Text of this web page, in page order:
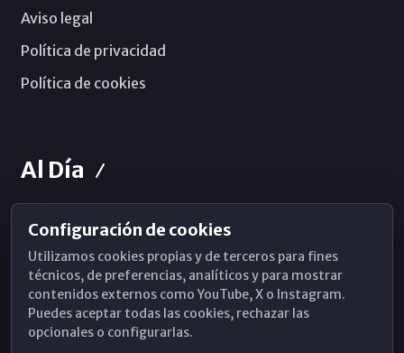
Aviso legal
Política de privacidad
Política de cookies
Al Día
Horarios de Misa
Hemeroteca
WhatsApp
Configuración de cookies
Utilizamos cookies propias y de terceros para fines
técnicos, de preferencias, analíticos y para mostrar
contenidos externos como YouTube, X o Instagram.
Puedes aceptar todas las cookies, rechazar las
opcionales o configurarlas.